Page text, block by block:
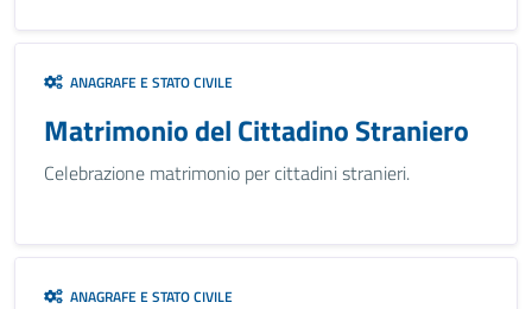
ANAGRAFE E STATO CIVILE
Matrimonio del Cittadino Straniero
Celebrazione matrimonio per cittadini stranieri.
ANAGRAFE E STATO CIVILE